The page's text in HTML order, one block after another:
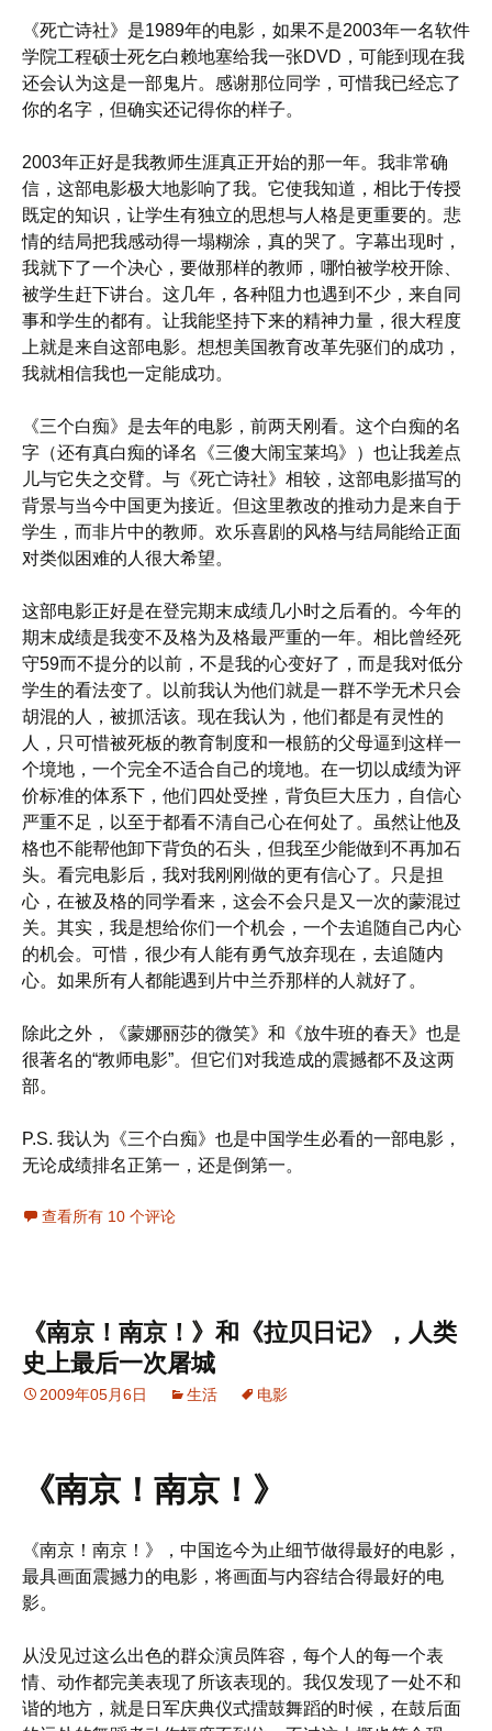
《死亡诗社》是1989年的电影，如果不是2003年一名软件
学院工程硕士死乞白赖地塞给我一张DVD，可能到现在我
还会认为这是一部鬼片。感谢那位同学，可惜我已经忘了
你的名字，但确实还记得你的样子。
2003年正好是我教师生涯真正开始的那一年。我非常确
信，这部电影极大地影响了我。它使我知道，相比于传授
既定的知识，让学生有独立的思想与人格是更重要的。悲
情的结局把我感动得一塌糊涂，真的哭了。字幕出现时，
我就下了一个决心，要做那样的教师，哪怕被学校开除、
被学生赶下讲台。这几年，各种阻力也遇到不少，来自同
事和学生的都有。让我能坚持下来的精神力量，很大程度
上就是来自这部电影。想想美国教育改革先驱们的成功，
我就相信我也一定能成功。
《三个白痴》是去年的电影，前两天刚看。这个白痴的名
字（还有真白痴的译名《三傻大闹宝莱坞》）也让我差点
儿与它失之交臂。与《死亡诗社》相较，这部电影描写的
背景与当今中国更为接近。但这里教改的推动力是来自于
学生，而非片中的教师。欢乐喜剧的风格与结局能给正面
对类似困难的人很大希望。
这部电影正好是在登完期末成绩几小时之后看的。今年的
期末成绩是我变不及格为及格最严重的一年。相比曾经死
守59而不提分的以前，不是我的心变好了，而是我对低分
学生的看法变了。以前我认为他们就是一群不学无术只会
胡混的人，被抓活该。现在我认为，他们都是有灵性的
人，只可惜被死板的教育制度和一根筋的父母逼到这样一
个境地，一个完全不适合自己的境地。在一切以成绩为评
价标准的体系下，他们四处受挫，背负巨大压力，自信心
严重不足，以至于都看不清自己心在何处了。虽然让他及
格也不能帮他卸下背负的石头，但我至少能做到不再加石
头。看完电影后，我对我刚刚做的更有信心了。只是担
心，在被及格的同学看来，这会不会只是又一次的蒙混过
关。其实，我是想给你们一个机会，一个去追随自己内心
的机会。可惜，很少有人能有勇气放弃现在，去追随内
心。如果所有人都能遇到片中兰乔那样的人就好了。
除此之外，《蒙娜丽莎的微笑》和《放牛班的春天》也是
很著名的“教师电影”。但它们对我造成的震撼都不及这两
部。
P.S. 我认为《三个白痴》也是中国学生必看的一部电影，
无论成绩排名正第一，还是倒第一。
查看所有 10 个评论
《南京！南京！》和《拉贝日记》，人类
史上最后一次屠城
2009年05月6日 生活 电影
《南京！南京！》
《南京！南京！》，中国迄今为止细节做得最好的电影，
最具画面震撼力的电影，将画面与内容结合得最好的电
影。
从没见过这么出色的群众演员阵容，每个人的每一个表
情、动作都完美表现了所该表现的。我仅发现了一处不和
谐的地方，就是日军庆典仪式擂鼓舞蹈的时候，在鼓后面